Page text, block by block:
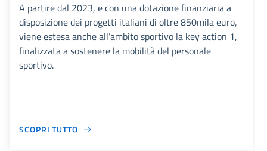
A partire dal 2023, e con una dotazione finanziaria a
disposizione dei progetti italiani di oltre 850mila euro,
viene estesa anche all’ambito sportivo la key action 1,
finalizzata a sostenere la mobilità del personale
sportivo.
SCOPRI TUTTO